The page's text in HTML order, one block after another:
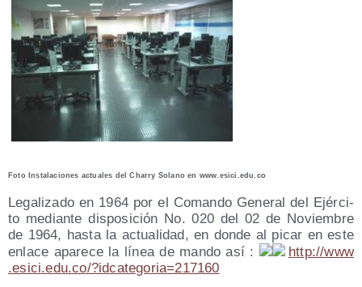
Foto Ins­ta­la­cio­nes actua­les del Charry Solano en www​.esi​ci​.edu​.co
Lega­li­za­do en 1964 por el Coman­do Gene­ral del Ejér­ci­
to median­te dis­po­si­ción No. 020 del 02 de Noviem­bre
de 1964, has­ta la actua­li­dad, en don­de al picar en este
enla­ce apa­re­ce la línea de man­do así :
http://​www​
.esi​ci​.edu​.co/​?​i​d​c​a​t​e​g​o​r​i​a​=​2​1​7​160